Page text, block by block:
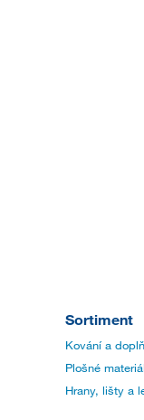
Sortiment
Kování a
Plošné
Hrany, lišty a